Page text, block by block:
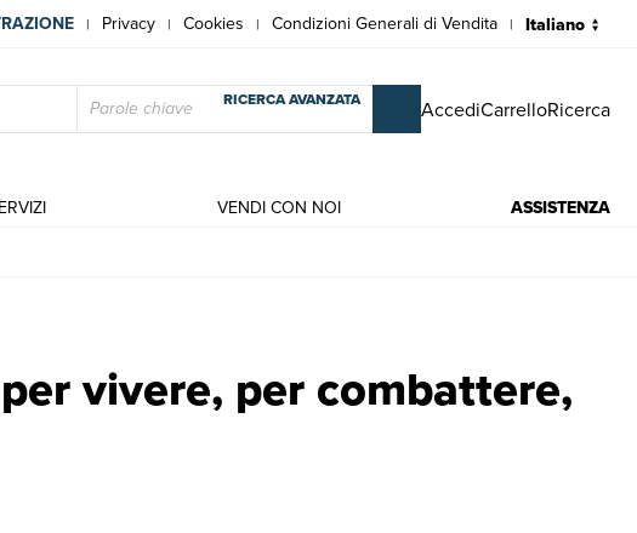
| Privacy | Cookies | Condizioni Generali di Vendita |
RICERCA AVANZATA AccediCarrelloRicerca
VENDI CON NOI ASSISTENZA
vivere, per combattere,
| Libri antichi e moderni | Prevost Andrea